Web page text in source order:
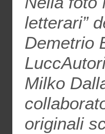
letterari”
Demetrio
Milko
originali